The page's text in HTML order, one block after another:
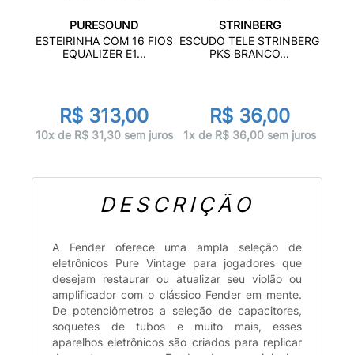
PURESOUND
ESTEIRINHA COM 16 FIOS
EQUALIZER E1...
R$ 313,00
10x de R$ 31,30 sem juros
STRINBERG
ESCUDO TELE STRINBERG
PKS BRANCO...
R$ 36,00
1x de R$ 36,00 sem juros
DESCRIÇÃO
A Fender oferece uma ampla seleção de
eletrônicos Pure Vintage para jogadores que
desejam restaurar ou atualizar seu violão ou
amplificador com o clássico Fender em mente.
De potenciômetros a seleção de capacitores,
soquetes de tubos e muito mais, esses
aparelhos eletrônicos são criados para replicar